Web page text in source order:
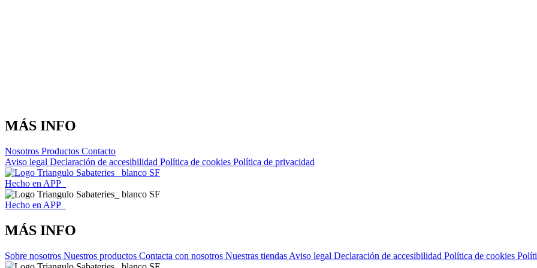
MÁS INFO
Nosotros Productos Contacto
Aviso legal Declaración de accesibilidad Política de cookies Política de privacidad
Hecho en APP_
Hecho en APP_
MÁS INFO
Sobre nosotros Nuestros productos Contacta con nosotros Nuestras tiendas Aviso legal Declaración de accesibilidad Política de cookies